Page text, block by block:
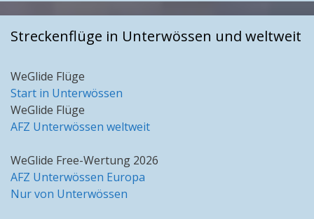
Streckenflüge in Unterwössen und weltweit
WeGlide Flüge
Start in Unterwössen
WeGlide Flüge
AFZ Unterwössen weltweit
WeGlide Free-Wertung 2026
AFZ Unterwössen Europa
Nur von Unterwössen